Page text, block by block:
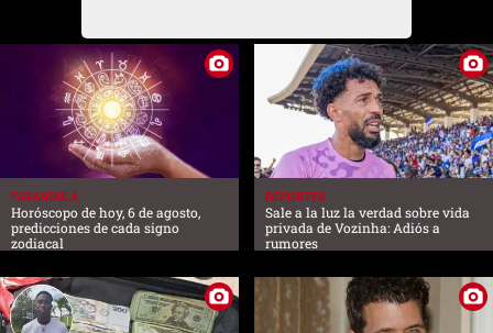
FARANDULA
Horóscopo de hoy, 6 de agosto,
predicciones de cada signo
zodiacal
DEPORTES
Sale a la luz la verdad sobre vida
privada de Vozinha: Adiós a
rumores